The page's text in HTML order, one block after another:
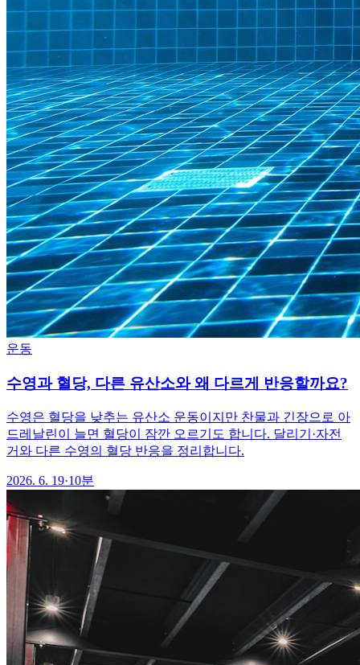
운동
수영과 혈당, 다른 유산소와 왜 다르게 반응할까요?
수영은 혈당을 낮추는 유산소 운동이지만 찬물과 긴장으로 아
드레날린이 늘면 혈당이 잠깐 오르기도 합니다. 달리기·자전
거와 다른 수영의 혈당 반응을 정리합니다.
2026. 6. 19·10분